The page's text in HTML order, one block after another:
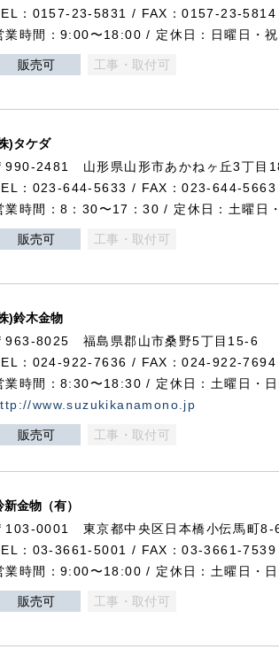
：0157-23-5831 / FAX：0157-23-5814
業時間：9:00〜18:00 / 定休日：日曜日・祝
販売可 工事・取付可
)タケダ
990-2481 山形県山形市あかねヶ丘3丁目
：023-644-5633 / FAX：023-644-
業時間：8：30〜17：30 / 定休日：土曜日
販売可 工事・取付可
)鈴木金物
963-8025 福島県郡山市桑野5丁目15-6
：024-922-7636 / FAX：024-922-7694
業時間：8:30〜18:30 / 定休日：土曜日・日
www.suzukikanamono.jp
販売可 工事・取付可
新金物（有）
103-0001 東京都中央区日本橋小伝馬町8-
：03-3661-5001 / FAX：03-3661-7539
業時間：9:00〜18:00 / 定休日：土曜日・日
販売可 工事・取付可